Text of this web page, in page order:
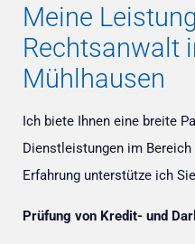
Meine
Rechtsanwalt
Mühlhausen
Ich biete Ihnen eine breite
Dienstleistungen im
Erfahrung unterstütze ich
Prüfung von Kredit- und